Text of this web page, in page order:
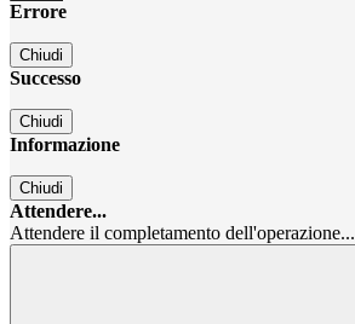
Errore
Chiudi
Successo
Chiudi
Informazione
Chiudi
Attendere...
Attendere il completamento dell'operazione...